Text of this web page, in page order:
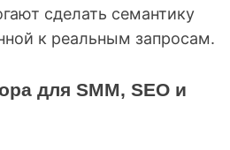
сделать семантику
к реальным запросам.
для SMM, SEO и